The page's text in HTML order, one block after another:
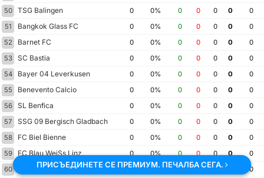
50
TSG Balingen 0 0% 0 0 0 0
0
51
Bangkok Glass FC 0 0% 0 0 0 0
0
52
Barnet FC 0 0% 0 0 0 0
0
53
SC Bastia 0 0% 0 0 0 0
0
54
Bayer 04 Leverkusen 0 0% 0 0 0 0
0
55
Benevento Calcio 0 0% 0 0 0 0
0
56
SL Benfica 0 0% 0 0 0 0
0
57
SSG 09 Bergisch Gladbach 0 0% 0 0 0 0
0
58
FC Biel Bienne 0 0% 0 0 0 0
0
59
FC Blau WeiSs Linz 0 0% 0 0 0 0
0
60
VfL Bochum 1848 0 0% 0 0 0 0
ПРИСЪЕДИНЕТЕ СЕ ПРЕМИУМ. ПЕЧАЛБА СЕГА.